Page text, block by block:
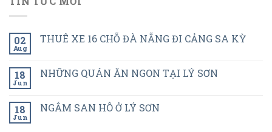
02
Aug
THUÊ XE 16 CHỖ ĐÀ NẴNG ĐI CẢNG SA KỲ
18
Jun
NHỮNG QUÁN ĂN NGON TẠI LÝ SƠN
18
Jun
NGẮM SAN HÔ Ở LÝ SƠN